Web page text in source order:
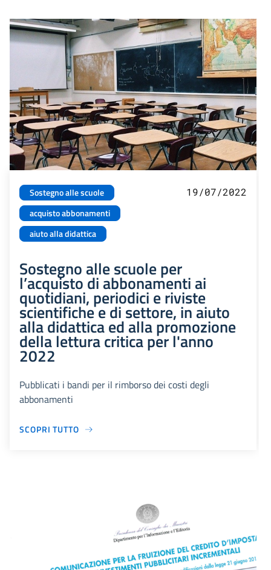
Sostegno alle scuole
acquisto abbonamenti
aiuto alla didattica
19/07/2022
Sostegno alle scuole per
l’acquisto di abbonamenti ai
quotidiani, periodici e riviste
scientifiche e di settore, in aiuto
alla didattica ed alla promozione
della lettura critica per l'anno
2022
Pubblicati i bandi per il rimborso dei costi degli
abbonamenti
SCOPRI TUTTO